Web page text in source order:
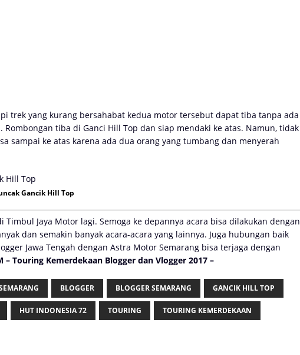
trek yang kurang bersahabat kedua motor tersebut dapat tiba tanpa ada
Rombongan tiba di Ganci Hill Top dan siap mendaki ke atas. Namun, tidak
sampai ke atas karena ada dua orang yang tumbang dan menyerah
Gancik Hill Top
Timbul Jaya Motor lagi. Semoga ke depannya acara bisa dilakukan dengan
dan semakin banyak acara-acara yang lainnya. Juga hubungan baik
Jawa Tengah dengan Astra Motor Semarang bisa terjaga dengan
– Touring Kemerdekaan Blogger dan Vlogger 2017 –
BLOGGER BLOGGER SEMARANG GANCIK HILL TOP
HUT INDONESIA 72 TOURING TOURING KEMERDEKAAN